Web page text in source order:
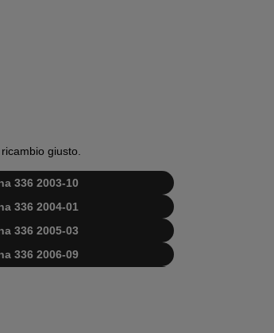
giusto.
336 2003-10
336 2004-01
336 2005-03
336 2006-09
20040100000